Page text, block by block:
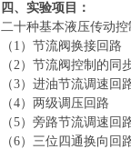
四、实验项目：
二十种基本液压传动
（ 1）节流阀换接回路
（2）节流阀控制的同
（3）进油节流调速回
（4）两级调压回路
（5）旁路节流调速回
（6）三位四通换向